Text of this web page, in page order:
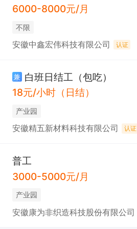
6000-8000元/月
不限
安徽中鑫宏伟科技有限公司 认证
兼 白班日结工（包吃）
18元/小时（日结）
产业园
安徽精五新材料科技有限公司 认证
普工
3000-5000元/月
产业园
安徽康为非织造科技股份有限公司